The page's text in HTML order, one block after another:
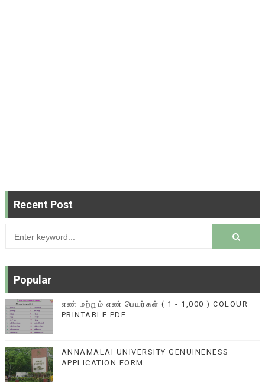
Recent Post
Popular
எண் மற்றும் எண் பெயர்கள் ( 1 - 1,000 ) COLOUR
PRINTABLE PDF
ANNAMALAI UNIVERSITY GENUINENESS
APPLICATION FORM